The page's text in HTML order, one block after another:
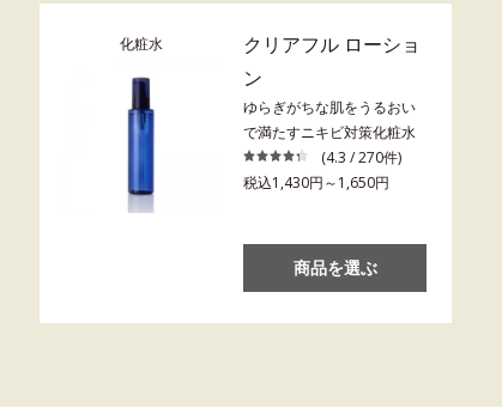
化粧水
クリアフル ローショ
ン
ゆらぎがちな肌をうるおい
で満たすニキビ対策化粧水
(4.3 / 270件)
税込1,430円～1,650円
商品を選ぶ